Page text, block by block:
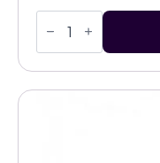
Mitsubishi
Electric
natural
white
6,0kW